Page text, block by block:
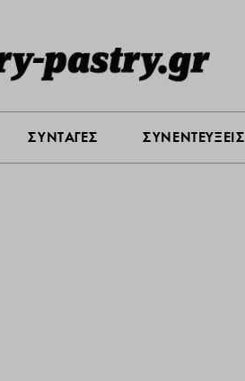
ΣΥΝΤΑΓΕΣ ΣΥΝΕΝΤΕΥΞΕΙΣ